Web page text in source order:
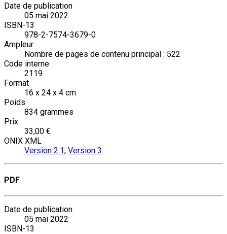
Date de publication
05 mai 2022
ISBN-13
978-2-7574-3679-0
Ampleur
Nombre de pages de contenu principal : 522
Code interne
2119
Format
16 x 24 x 4 cm
Poids
834 grammes
Prix
33,00 €
ONIX XML
Version 2.1, Version 3
PDF
Date de publication
05 mai 2022
ISBN-13